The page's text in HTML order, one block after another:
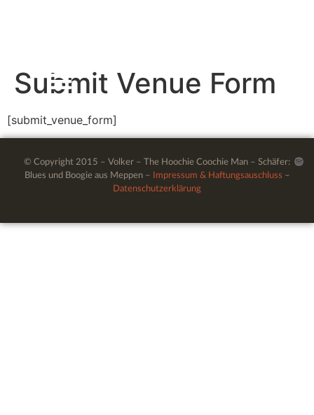
Submit Venue Form
[submit_venue_form]
© Copyright 2015 – Volker – The Hoochie Coochie Man – Schäfer:
Blues und Boogie aus Meppen –
Impressum & Haftungsauschluss –
Datenschutzerklärung